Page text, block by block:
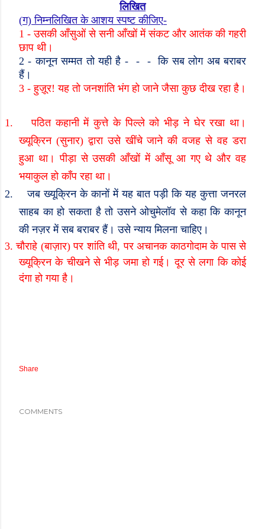
लिखित
(ग) निम्नलिखित के आशय स्पष्ट कीजिए-
1 -उसकी आँसुओं से सनी आँखों में संकट और आतंक की गहरी
छाप थी।
2 -कानून सम्मत तो यही है - - -
कि सब लोग अब बराबर
हैं।
3 -हुज़ूर! यह तो जनशांति भंग हो जाने जैसा कुछ दीख रहा है।
1.
पठित कहानी में कुत्ते के पिल्ले को भीड़ ने घेर रखा था।
ख्यूक्रिन (सुनार) द्वारा उसे खींचे जाने की वजह से वह डरा
हुआ था। पीड़ा से उसकी आँखों में आँसू आ गए थे और वह
भयाकुल हो काँप रहा था।
2.
जब ख्यूक्रिन के कानों में यह बात पड़ी कि यह कुत्ता जनरल
साहब का हो सकता है तो उसने ओचुमेलॉव से कहा कि कानून
की नज़र में सब बराबर हैं। उसे न्याय मिलना चाहिए।
3. चौराहे (बाज़ार) पर शांति थी, पर अचानक काठगोदाम के पास से
ख्यूक्रिन के चीखने से भीड़ जमा हो गई। दूर से लगा कि कोई
दंगा हो गया है।
Share
COMMENTS